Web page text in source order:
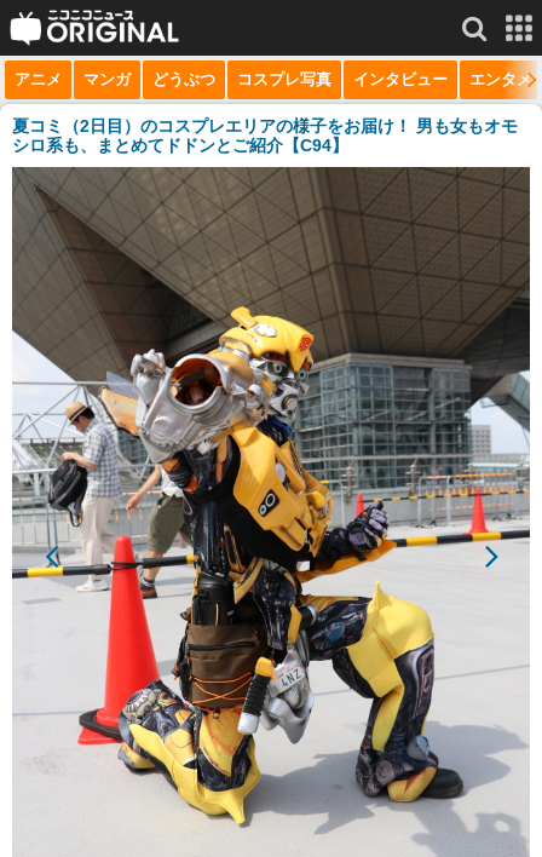
サービス一覧 もっと見る
niconico
動画
生放送
ニュース
チャンネル
マンガ
ニコニコQ
アニメ マンガ どうぶつ コスプレ写真 インタビュー エンタメ
夏コミ（2日目）のコスプレエリアの様子をお届け！ 男も女もオモ
シロ系も、まとめてドドンとご紹介【C94】